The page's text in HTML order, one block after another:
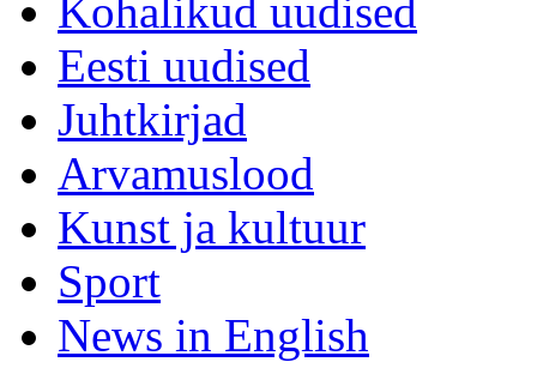
Kohalikud uudised
Eesti uudised
Juhtkirjad
Arvamuslood
Kunst ja kultuur
Sport
News in English